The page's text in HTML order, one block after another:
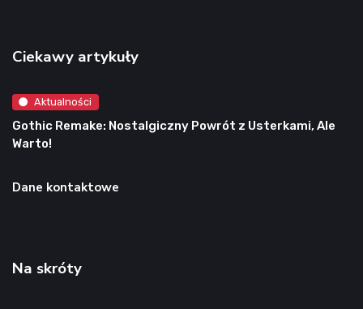
Ciekawy artykuły
Aktualności
Gothic Remake: Nostalgiczny Powrót z Usterkami, Ale
Warto!
Dane kontaktowe
Na skróty